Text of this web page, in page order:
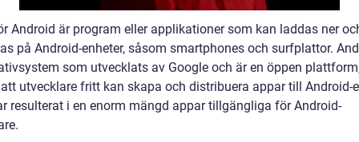
Android är program eller applikationer som kan laddas ner
på Android-enheter, såsom smartphones och surfplattor.
som utvecklats av Google och är en öppen
utvecklare fritt kan skapa och distribuera appar till Android-
resulterat i en enorm mängd appar tillgängliga för Android-